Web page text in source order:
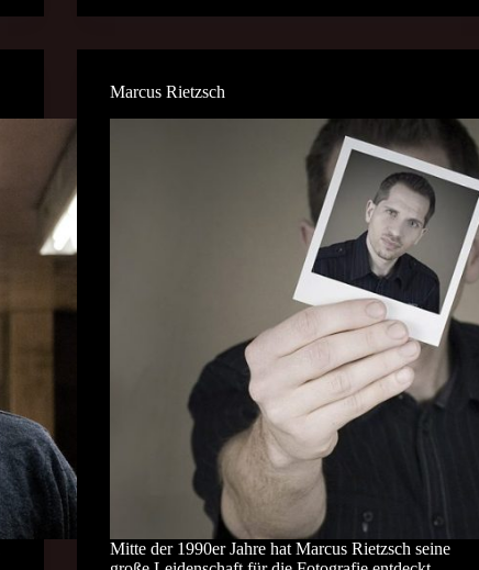
Marcus Rietzsch
Mitte der 1990er Jahre hat Marcus Rietzsch seine